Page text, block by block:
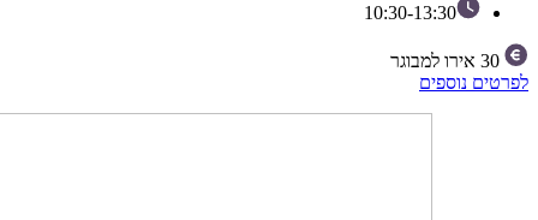
10:30-13:30
אירו למבוגר
נוספים